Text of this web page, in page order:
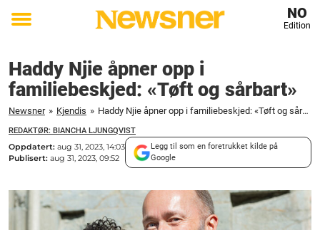
Toggle
NO
Edition
Haddy Njie åpner opp i
familiebeskjed: «Tøft og sårbart»
Newsner » Kjendis » Haddy Njie åpner opp i familiebeskjed: «Tøft og sårbart»
REDAKTØR: BIANCHA LJUNGQVIST
Oppdatert: aug 31, 2023, 14:03
Publisert: aug 31, 2023, 09:52
Legg til som en foretrukket kilde på
Google